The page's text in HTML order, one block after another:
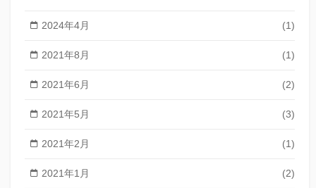
2024年4月 (1)
2021年8月 (1)
2021年6月 (2)
2021年5月 (3)
2021年2月 (1)
2021年1月 (2)